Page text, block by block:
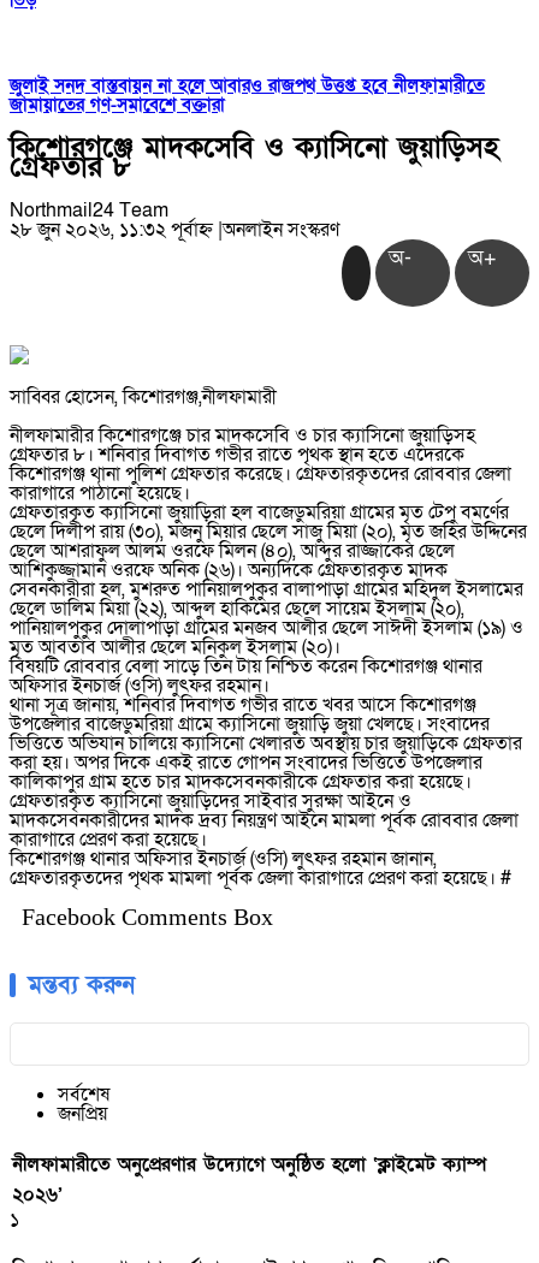
জুলাই সনদ বাস্তবায়ন না হলে আবারও রাজপথ উত্তপ্ত হবে নীলফামারীতে
জামায়াতের গণ-সমাবেশে বক্তারা
কিশোরগঞ্জে মাদকসেবি ও ক্যাসিনো জুয়াড়িসহ
গ্রেফতার ৮
Northmail24 Team
২৮ জুন ২০২৬, ১১:৩২ পূর্বাহ্ন|অনলাইন সংস্করণ
অ- অ+
সাব্বির হোসেন, কিশোরগঞ্জ,নীলফামারী
নীলফামারীর কিশোরগঞ্জে চার মাদকসেবি ও চার ক্যাসিনো জুয়াড়িসহ
গ্রেফতার ৮। শনিবার দিবাগত গভীর রাতে পৃথক স্থান হতে এদেরকে
কিশোরগঞ্জ থানা পুলিশ গ্রেফতার করেছে। গ্রেফতারকৃতদের রোববার জেলা
কারাগারে পাঠানো হয়েছে।
গ্রেফতারকৃত ক্যাসিনো জুয়াড়িরা হল বাজেডুমরিয়া গ্রামের মৃত টেপু বমর্ণের
ছেলে দিলীপ রায় (৩০), মজনু মিয়ার ছেলে সাজু মিয়া (২০), মৃত জহির উদ্দিনের
ছেলে আশরাফুল আলম ওরফে মিলন (৪০), আব্দুর রাজ্জাকের ছেলে
আশিকুজ্জামান ওরফে অনিক (২৬)। অন্যদিকে গ্রেফতারকৃত মাদক
সেবনকারীরা হল, মুশরুত পানিয়ালপুকুর বালাপাড়া গ্রামের মহিদুল ইসলামের
ছেলে ডালিম মিয়া (২২), আব্দুল হাকিমের ছেলে সায়েম ইসলাম (২০),
পানিয়ালপুকুর দোলাপাড়া গ্রামের মনজব আলীর ছেলে সাঈদী ইসলাম (১৯) ও
মৃত আবতাব আলীর ছেলে মনিকুল ইসলাম (২০)।
বিষয়টি রোববার বেলা সাড়ে তিন টায় নিশ্চিত করেন কিশোরগঞ্জ থানার
অফিসার ইনচার্জ (ওসি) লুৎফর রহমান।
থানা সূত্র জানায়, শনিবার দিবাগত গভীর রাতে খবর আসে কিশোরগঞ্জ
উপজেলার বাজেডুমরিয়া গ্রামে ক্যাসিনো জুয়াড়ি জুয়া খেলছে। সংবাদের
ভিত্তিতে অভিযান চালিয়ে ক্যাসিনো খেলারত অবস্থায় চার জুয়াড়িকে গ্রেফতার
করা হয়। অপর দিকে একই রাতে গোপন সংবাদের ভিত্তিতে উপজেলার
কালিকাপুর গ্রাম হতে চার মাদকসেবনকারীকে গ্রেফতার করা হয়েছে।
গ্রেফতারকৃত ক্যাসিনো জুয়াড়িদের সাইবার সুরক্ষা আইনে ও
মাদকসেবনকারীদের মাদক দ্রব্য নিয়ন্ত্রণ আইনে মামলা পূর্বক রোববার জেলা
কারাগারে প্রেরণ করা হয়েছে।
কিশোরগঞ্জ থানার অফিসার ইনচার্জ (ওসি) লুৎফর রহমান জানান,
গ্রেফতারকৃতদের পৃথক মামলা পূর্বক জেলা কারাগারে প্রেরণ করা হয়েছে। #
Facebook Comments Box
মন্তব্য করুন
সর্বশেষ
জনপ্রিয়
নীলফামারীতে অনুপ্রেরণার উদ্যোগে অনুষ্ঠিত হলো ‘ক্লাইমেট ক্যাম্প
২০২৬’
১